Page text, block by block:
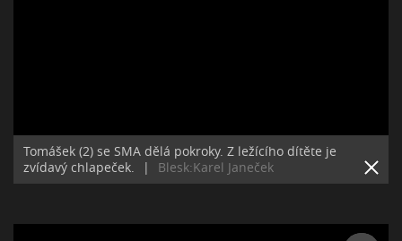
Tomášek (2) se SMA dělá pokroky. Z ležícího dítěte je
zvídavý chlapeček.
| Blesk:Karel Janeček